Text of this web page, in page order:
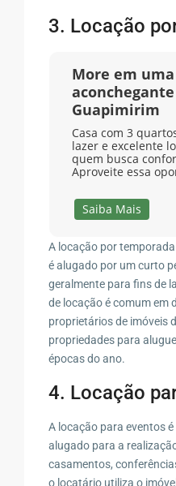
3. Locação
More em uma
Guapimirim
Casa com 3
lazer e excelente
quem busca
Aproveite essa
Saiba Mais
A locação por
é alugado por um curto
geralmente para fins de
de locação é comum em
proprietários de imóveis
propriedades para
épocas do ano.
4. Locação
A locação para eventos
alugado para a
casamentos,
o locatário utiliza o